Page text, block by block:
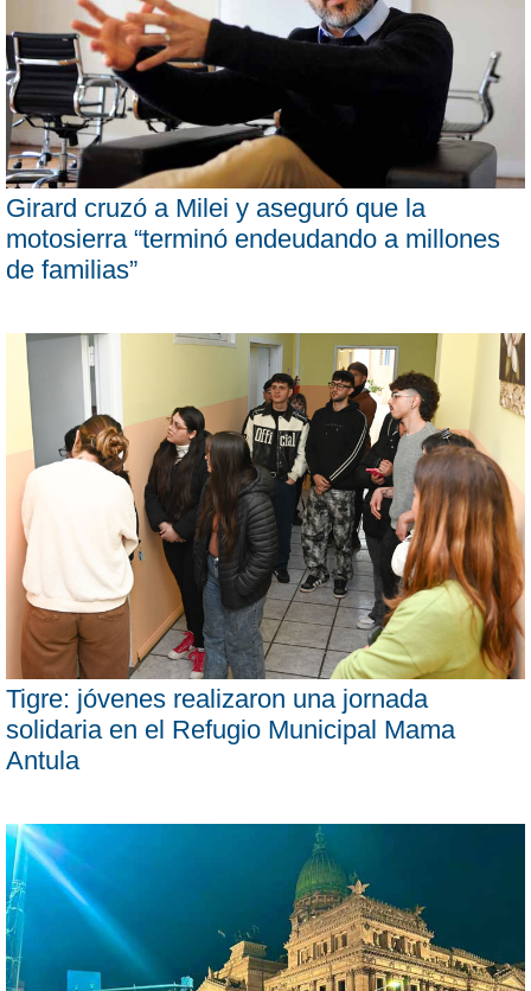
Girard cruzó a Milei y aseguró que la
motosierra “terminó endeudando a millones
de familias”
Tigre: jóvenes realizaron una jornada
solidaria en el Refugio Municipal Mama
Antula